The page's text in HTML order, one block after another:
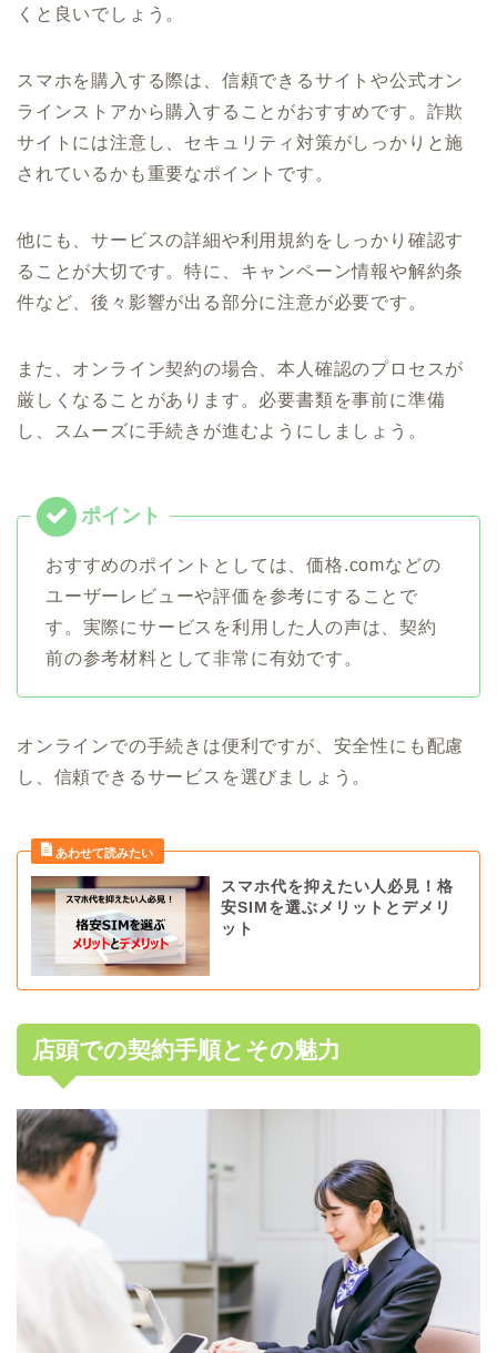
くと良いでしょう。
スマホを購入する際は、信頼できるサイトや公式オン
ラインストアから購入することがおすすめです。詐欺
サイトには注意し、セキュリティ対策がしっかりと施
されているかも重要なポイントです。
他にも、サービスの詳細や利用規約をしっかり確認す
ることが大切です。特に、キャンペーン情報や解約条
件など、後々影響が出る部分に注意が必要です。
また、オンライン契約の場合、本人確認のプロセスが
厳しくなることがあります。必要書類を事前に準備
し、スムーズに手続きが進むようにしましょう。
おすすめのポイントとしては、価格.comなどの
ユーザーレビューや評価を参考にすることで
す。実際にサービスを利用した人の声は、契約
前の参考材料として非常に有効です。
オンラインでの手続きは便利ですが、安全性にも配慮
し、信頼できるサービスを選びましょう。
スマホ代を抑えたい人必見！格
安SIMを選ぶメリットとデメリ
ット
店頭での契約手順とその魅力